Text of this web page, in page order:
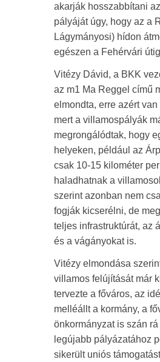
akarják hosszabbítani
pályáját úgy, hogy az a
Lágymányosi) hídon
egészen a Fehérvári
Vitézy Dávid, a BKK
az m1 Ma Reggel című
elmondta, erre azért van
mert a villamospályák
megrongálódtak, hogy
helyeken, például az
csak 10-15 kilométer per
haladhatnak a
szerint azonban nem
fogják kicserélni, de
teljes infrastruktúrát, az
és a vágányokat is.
Vitézy elmondása
villamos felújítását már
tervezte a főváros, az
melléállt a kormány, a
önkormányzat is szán
legújabb pályázatához
sikerült uniós